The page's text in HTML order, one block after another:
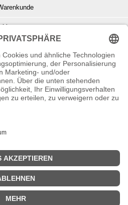
u. Elektronikgeräten
von Kundenbewertungen
Shop